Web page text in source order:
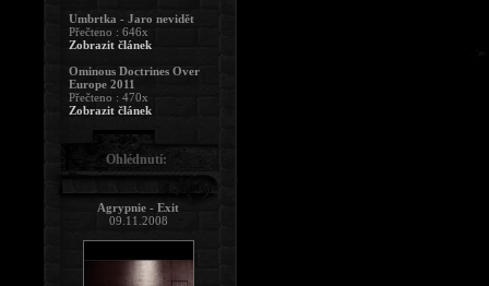
Umbrtka - Jaro nevidět
Přečteno : 646x
Zobrazit článek
Ominous Doctrines Over
Europe 2011
Přečteno : 470x
Zobrazit článek
Ohlédnutí:
Agrypnie - Exit
09.11.2008